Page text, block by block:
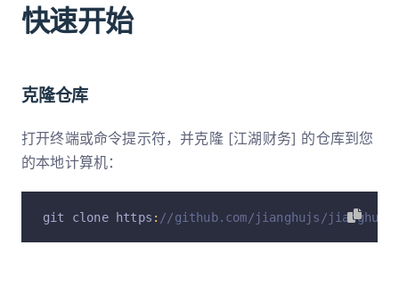
快速开始
12123
克隆仓库
打开终端或命令提示符，并克隆 [江湖财务] 的仓库到您
的本地计算机：
git clone https : //github.com/jianghujs/jianghu-